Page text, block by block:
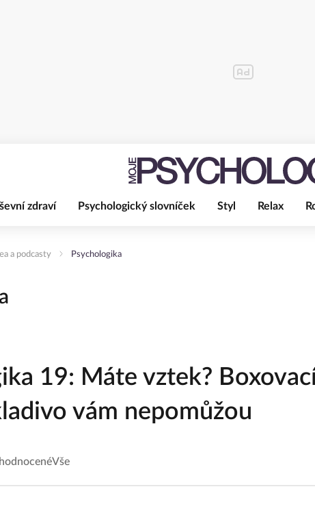
zdraví Psychologický slovníček Styl Relax
a podcasty Psychologika
19: Máte vztek?
vám nepomůžou
Vše